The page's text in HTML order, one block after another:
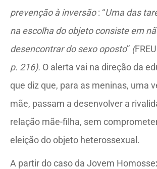
prevenção à inversão: “Uma das
na escolha do objeto consiste em
desencontrar do sexo oposto” (
p. 216). O alerta vai na direção da
que diz que, para as meninas, uma
mãe, passam a desenvolver a
relação mãe-filha, sem
eleição do objeto heterossexual.
A partir do caso da Jovem